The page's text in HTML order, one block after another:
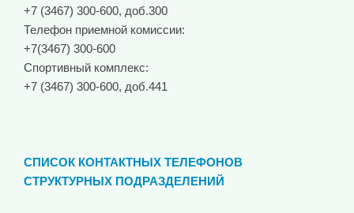
+7 (3467) 300-600, доб.300
Телефон приемной комиссии:
+7(3467) 300-600
Спортивный комплекс:
+7 (3467) 300-600, доб.441
СПИСОК КОНТАКТНЫХ ТЕЛЕФОНОВ
СТРУКТУРНЫХ ПОДРАЗДЕЛЕНИЙ